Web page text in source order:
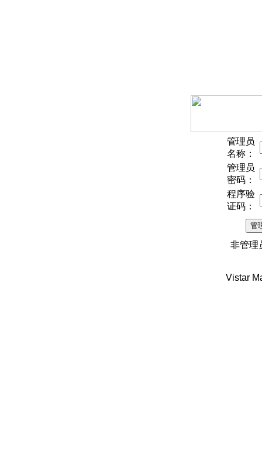
管理员
名称：
管理员
密码：
程序验
证码：
非管理
Vistar